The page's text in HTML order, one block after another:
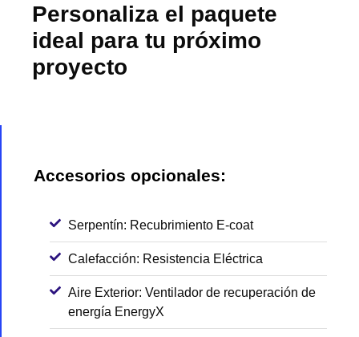
Personaliza el paquete
ideal para tu próximo
proyecto
Accesorios opcionales:
Serpentín: Recubrimiento E-coat
Calefacción: Resistencia Eléctrica
Aire Exterior: Ventilador de recuperación de
energía EnergyX